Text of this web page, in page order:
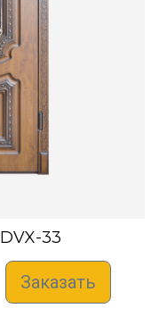
DVX-33
Заказать